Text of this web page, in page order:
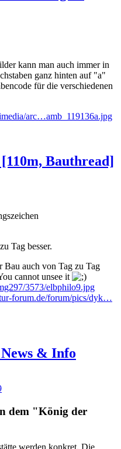
kann man auch immer in
ganz hinten auf "a"
für die verschiedenen
arc…amb_119136a.jpg
Bauthread]
Tag besser.
Bau auch von Tag zu Tag
cannot unsee it
3573/elbphilo9.jpg
forum.de/forum/pics/dyk…
& Info
dem "König der
werden konkret. Die